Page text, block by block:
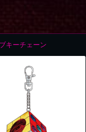
キーチェーン